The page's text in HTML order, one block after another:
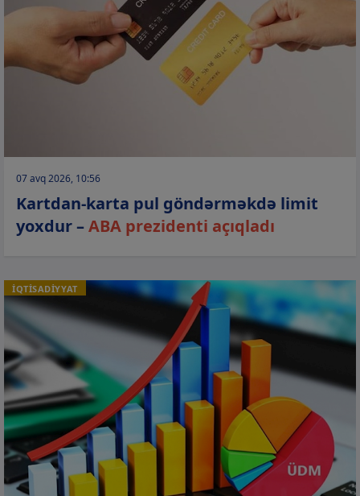
07 avq 2026, 10:56
Kartdan-karta pul göndərməkdə limit
yoxdur –ABA prezidenti açıqladı
İQTİSADİYYAT